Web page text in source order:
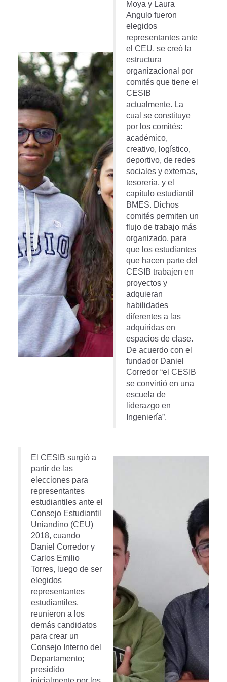
Moya y Laura
Angulo fueron
elegidos
representantes ante
el CEU, se creó la
estructura
organizacional por
comités que tiene el
CESIB
actualmente. La
cual se constituye
por los comités:
académico,
creativo, logístico,
deportivo, de redes
sociales y externas,
tesorería, y el
capítulo estudiantil
BMES. Dichos
comités permiten un
flujo de trabajo más
organizado, para
que los estudiantes
que hacen parte del
CESIB trabajen en
proyectos y
adquieran
habilidades
diferentes a las
adquiridas en
espacios de clase.
De acuerdo con el
fundador Daniel
Corredor “el CESIB
se convirtió en una
escuela de
liderazgo en
Ingeniería”.
El CESIB surgió a
partir de las
elecciones para
representantes
estudiantiles ante el
Consejo Estudiantil
Uniandino (CEU)
2018, cuando
Daniel Corredor y
Carlos Emilio
Torres, luego de ser
elegidos
representantes
estudiantiles,
reunieron a los
demás candidatos
para crear un
Consejo Interno del
Departamento;
presidido